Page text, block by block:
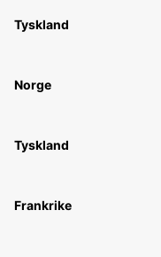
Tyskland
Norge
Tyskland
Frankrike